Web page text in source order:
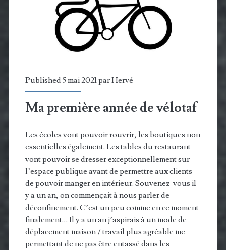
CHIP
n’existent
plus…
la
Connectivity
Standards
Alliance
et
Published 5 mai 2021 parHervé
Ma première année de vélotaf
Les écoles vont pouvoir rouvrir, les boutiques non
essentielles également. Les tables du restaurant
vont pouvoir se dresser exceptionnellement sur
l’espace publique avant de permettre aux clients
de pouvoir manger en intérieur. Souvenez-vous il
y a un an, on commençait à nous parler de
déconfinement. C’est un peu comme en ce moment
finalement… Il y a un an j’aspirais à un mode de
déplacement maison / travail plus agréable me
permettant de ne pas être entassé dans les